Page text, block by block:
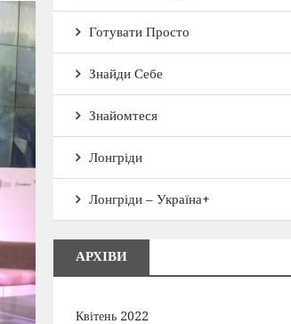
Готувати Просто
Знайди Себе
Знайомтеся
Лонгріди
Лонгріди – Україна+
АРХІВИ
Квітень 2022